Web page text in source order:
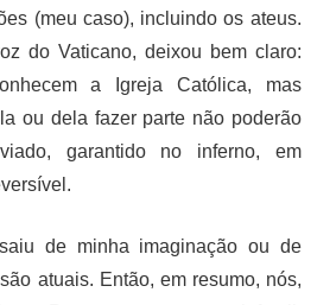
(meu caso), incluindo os ateus.
do Vaticano, deixou bem claro:
a Igreja Católica, mas
ou dela fazer parte não poderão
garantido no inferno, em
de minha imaginação ou de
atuais. Então, em resumo, nós,